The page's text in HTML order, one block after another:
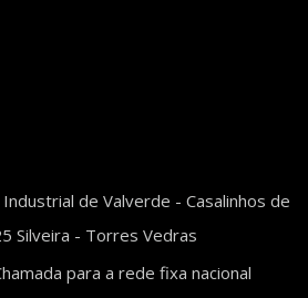
Industrial de Valverde - Casalinhos de
Silveira - Torres Vedras
para a rede fixa nacional